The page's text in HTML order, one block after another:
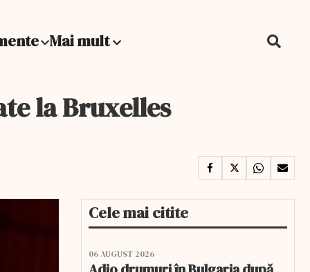
Mai mult
la Bruxelles
Cele mai citite
06 AUGUST 2026